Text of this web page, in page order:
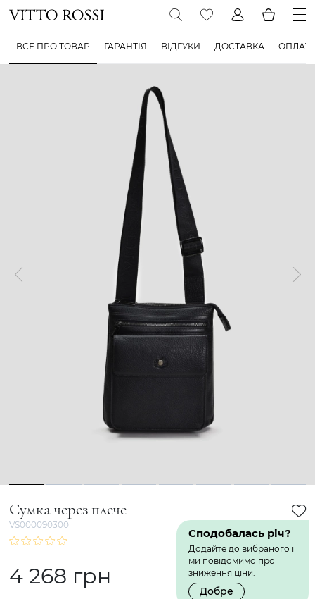
ВСЕ ПРО ТОВАР ГАРАНТІЯ ВІДГУКИ ДОСТАВКА
1 2 3 4 5 6 7 8
Сумка через плече
VS000090300
Сподобалась річ?
Додайте до вибраного і
ми повідомимо про
зниження ціни.
Добре
4 268 грн